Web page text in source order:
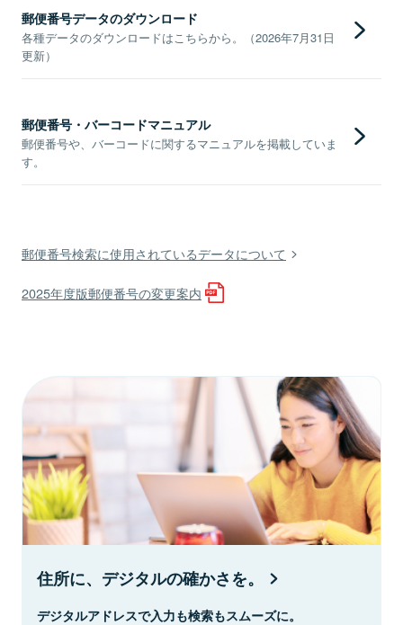
郵便番号データのダウンロード
各種データのダウンロードはこちらから。（2026年7月31日
更新）
郵便番号・バーコードマニュアル
郵便番号や、バーコードに関するマニュアルを掲載していま
す。
郵便番号検索に使用されているデータについて
2025年度版郵便番号の変更案内
住所に、デジタルの確かさを。
デジタルアドレスで入力も検索もスムーズに。